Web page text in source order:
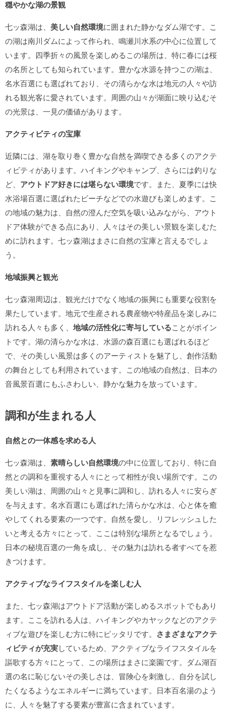
穏やかな湖の景観
七ッ森湖は、 美しい自然環境に囲まれた静かなダム湖です。こ
の湖は南川ダムによって作られ、鳴瀬川水系の中心に位置して
います。四季折々の風景を楽しめるこの場所は、特に春には桜
の名所としても知られています。豊かな水源を持つこの湖は、
名水百選にも選ばれており、その清らかな水は地元の人々や訪
れる観光客に愛されています。周囲の山々が湖面に映り込むそ
の光景は、一見の価値があります。
アクティビティの宝庫
近隣には、湖を取り巻く豊かな自然を満喫できる多くのアクテ
ィビティがあります。ハイキングやキャンプ、さらには釣りな
ど、 アウトドア好きには堪らない環境です。また、夏季には快
水浴場百選に選ばれたビーチなどでの水遊びも楽しめます。こ
の地域の魅力は、自然の澄んだ空気を吸い込みながら、アウト
ドア体験ができる点にあり、人々はその美しい景観を楽しむた
めに訪れます。七ッ森湖はまさに自然の宝庫と言えるでしょ
う。
地域振興と観光
七ッ森湖周辺は、観光だけでなく地域の振興にも重要な役割を
果たしています。地元で生産される農産物や特産品を楽しみに
訪れる人々も多く、 地域の活性化に寄与していることがポイン
トです。湖の清らかな水は、水源の森百選にも選ばれるほど
で、その美しい風景は多くのアーティストを魅了し、創作活動
の舞台としても利用されています。この地域の自然は、日本の
音風景百選にもふさわしい、静かな魅力を放っています。
調和が生まれる人
自然との一体感を求める人
七ッ森湖は、 素晴らしい自然環境の中に位置しており、特に自
然との調和を重視する人々にとって相性が良い場所です。この
美しい湖は、周囲の山々と見事に調和し、訪れる人々に安らぎ
を与えます。名水百選にも選ばれた清らかな水は、心と体を癒
やしてくれる要素の一つです。自然を愛し、リフレッシュした
いと考える方々にとって、ここは特別な場所となるでしょう。
日本の秘境百選の一角を成し、その魅力は訪れる者すべてを惹
きつけます。
アクティブなライフスタイルを楽しむ人
また、七ッ森湖はアウトドア活動が楽しめるスポットでもあり
ます。ここを訪れる人は、ハイキングやカヤックなどのアクテ
ィブな遊びを楽しむ方に特にピッタリです。 さまざまなアクテ
ィビティが充実しているため、アクティブなライフスタイルを
謳歌する方々にとって、この場所はまさに楽園です。ダム湖百
選の名に恥じないその美しさは、冒険心を刺激し、自分を試し
たくなるようなエネルギーに満ちています。日本百名湯のよう
に、人々を魅了する要素が豊富に含まれています。